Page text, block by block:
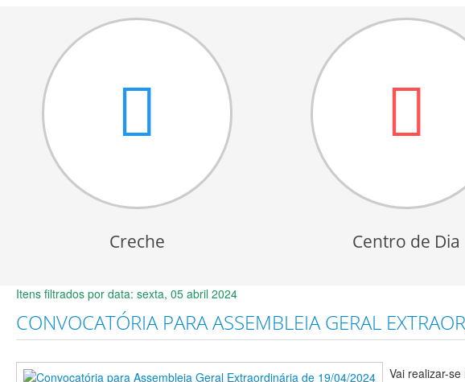
Creche Centro de Dia
Itens filtrados por data: sexta, 05 abril 2024
CONVOCATÓRIA PARA ASSEMBLEIA GERAL
Vai realizar-